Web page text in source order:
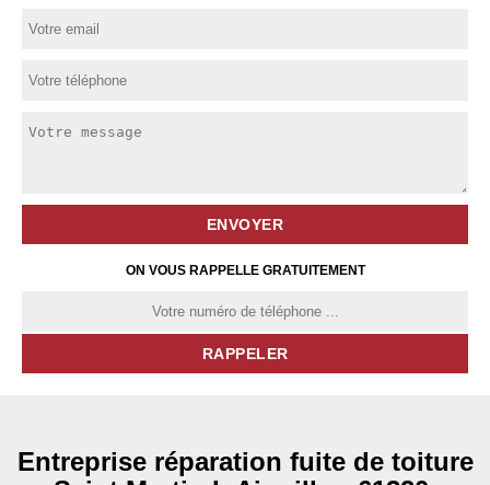
ON VOUS RAPPELLE GRATUITEMENT
Entreprise réparation fuite de toiture